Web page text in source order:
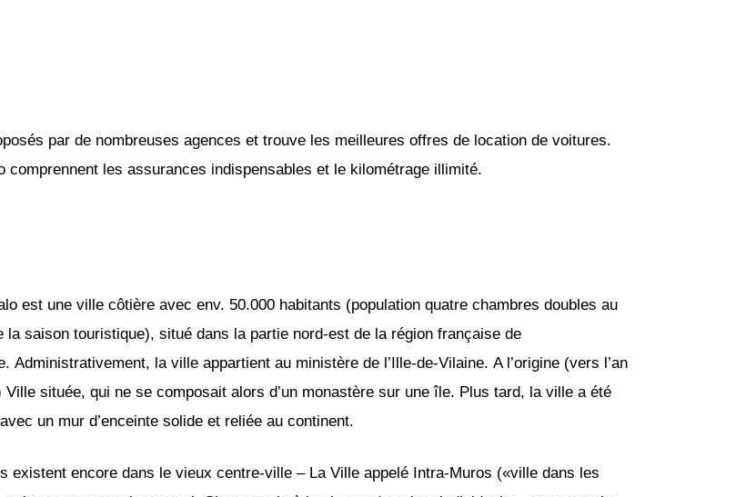
par de nombreuses agences et trouve les meilleures offres de location de voitures.
les assurances indispensables et le kilométrage illimité.
est une ville côtière avec env. 50.000 habitants (population quatre chambres doubles au
la saison touristique), situé dans la partie nord-est de la région française de
Administrativement, la ville appartient au ministère de l’Ille-de-Vilaine. A l’origine (vers l’an
Ville située, qui ne se composait alors d’un monastère sur une île. Plus tard, la ville a été
un mur d’enceinte solide et reliée au continent.
existent encore dans le vieux centre-ville – La Ville appelé Intra-Muros («ville dans les